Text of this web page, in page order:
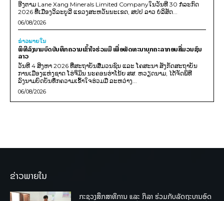
ອີງຕາມ Lane Xang Minerals Limited Companyໃນວັນທີ 30 ກໍລະກົດ
2026 ທີ່ເມືອງວິລະບູລີ ແຂວງສະຫວັນນະເຂດ, ສປປ ລາວ ບໍລິສັດ...
06/08/2026
ຂ່າວພາຍ​ໃນ
ພິທີລົງນາມບົດບັນທຶກຄວາມເຂົ້າໃຈຮ່ວມມື ເພື່ອພັດທະນາບຸກຄະລາກອນສື່ມວນຊົນ
ລາວ
ວັນທີ 4 ສິງຫາ 2026 ທີ່ສະຖາບັນສື່ມວນຊົນ ແລະ ໂຄສະນາ ສັງກັດສະຖາບັນ
ການເມືອງແຫ່ງຊາດ ໂຮ່ຈິມິນ ນະຄອນຮ່າໂນ້ຍ ສສ. ຫວຽດນາມ, ໄດ້ຈັດພິທີ
ລົງນາມບົດບັນທຶກຄວາມເຂົ້າໃຈຮ່ວມມື ລະຫວ່າງ...
06/08/2026
ຂ່າວພາຍໃນ
ກະຊວງສຶກສາທິການ ແລະ ກິລາ ຮ່ວມກັບລັດຖະບານອົດ